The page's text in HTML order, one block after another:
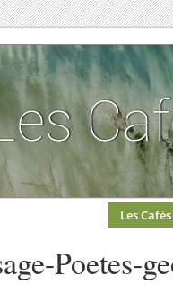
Les Cafés
Poetes-